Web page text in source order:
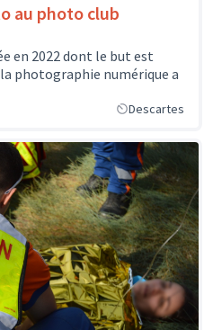
au photo club
en 2022 dont le but est
photographie numérique a
Descartes